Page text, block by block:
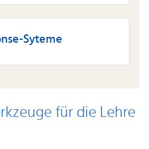
Syteme
für die Lehre